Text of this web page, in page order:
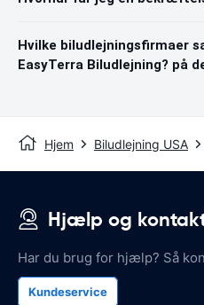
Hvilke biludlejningsfirmaer
EasyTerra Biludlejning? på
Hjem Biludlejning USA
Hjælp og
Har du brug for hjælp? Så
Kundeservice